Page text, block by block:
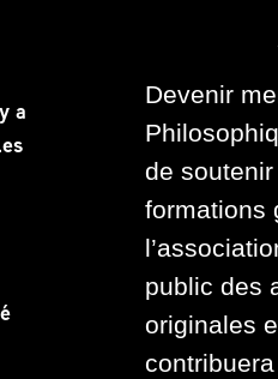
a
Devenir
de
formations
public des
originales